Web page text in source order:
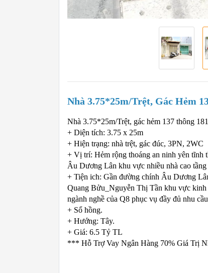
Nhà 3.75*25m/trệt, Gác Hẻm
Nhà 3.75*25m/Trệt, gác hẻm 137 thông
+ Diện tích: 3.75 x 25m
+ Hiện trạng: nhà trệt, gác đúc, 3PN, 2WC
+ Vị trí: Hẻm rộng thoáng an ninh yên tĩnh
Âu Dương Lân khu vực nhiều nhà cao tầng
+ Tiện ich: Gần đường chính Âu Dương
Quang Bửu_Nguyễn Thị Tần khu vực kinh
ngành nghề của Q8 phục vụ đầy đủ nhu
+ Sổ hồng.
+ Hướng: Tây.
+ Giá: 6.5 Tỷ TL
*** Hỗ Trợ Vay Ngân Hàng 70% Giá Trị